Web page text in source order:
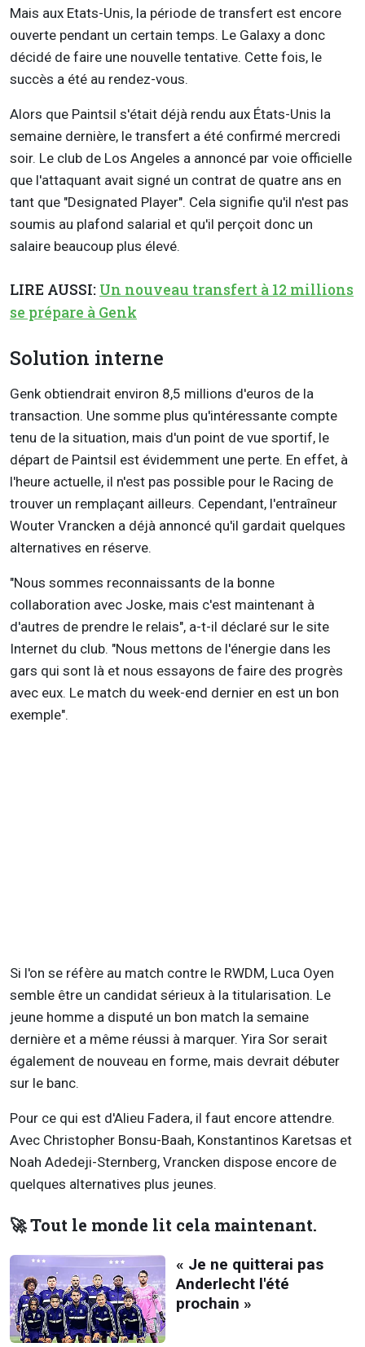
Mais aux Etats-Unis, la période de transfert est encore
ouverte pendant un certain temps. Le Galaxy a donc
décidé de faire une nouvelle tentative. Cette fois, le
succès a été au rendez-vous.
Alors que Paintsil s'était déjà rendu aux États-Unis la
semaine dernière, le transfert a été confirmé mercredi
soir. Le club de Los Angeles a annoncé par voie officielle
que l'attaquant avait signé un contrat de quatre ans en
tant que "Designated Player". Cela signifie qu'il n'est pas
soumis au plafond salarial et qu'il perçoit donc un
salaire beaucoup plus élevé.
LIRE AUSSI: Un nouveau transfert à 12 millions
se prépare à Genk
Solution interne
Genk obtiendrait environ 8,5 millions d'euros de la
transaction. Une somme plus qu'intéressante compte
tenu de la situation, mais d'un point de vue sportif, le
départ de Paintsil est évidemment une perte. En effet, à
l'heure actuelle, il n'est pas possible pour le Racing de
trouver un remplaçant ailleurs. Cependant, l'entraîneur
Wouter Vrancken a déjà annoncé qu'il gardait quelques
alternatives en réserve.
"Nous sommes reconnaissants de la bonne
collaboration avec Joske, mais c'est maintenant à
d'autres de prendre le relais", a-t-il déclaré sur le site
Internet du club. "Nous mettons de l'énergie dans les
gars qui sont là et nous essayons de faire des progrès
avec eux. Le match du week-end dernier en est un bon
exemple".
Si l'on se réfère au match contre le RWDM, Luca Oyen
semble être un candidat sérieux à la titularisation. Le
jeune homme a disputé un bon match la semaine
dernière et a même réussi à marquer. Yira Sor serait
également de nouveau en forme, mais devrait débuter
sur le banc.
Pour ce qui est d'Alieu Fadera, il faut encore attendre.
Avec Christopher Bonsu-Baah, Konstantinos Karetsas et
Noah Adedeji-Sternberg, Vrancken dispose encore de
quelques alternatives plus jeunes.
🚀 Tout le monde lit cela maintenant.
« Je ne quitterai pas
Anderlecht l'été
prochain »